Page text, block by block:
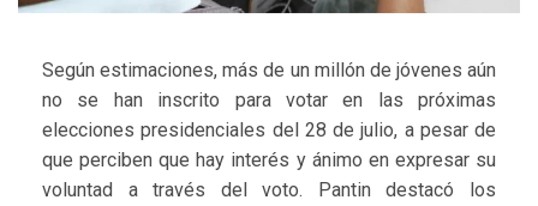
Según estimaciones, más de un millón de jóvenes aún
no se han inscrito para votar en las próximas
elecciones presidenciales del 28 de julio, a pesar de
que perciben que hay interés y ánimo en expresar su
voluntad a través del voto. Pantin destacó los